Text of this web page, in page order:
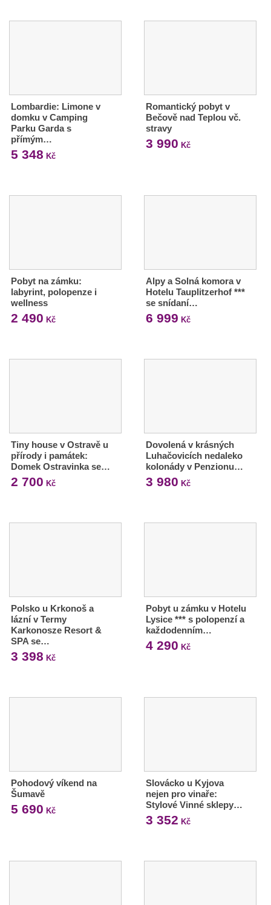
Lombardie: Limone v
domku v Camping
Parku Garda s
přímým…
5 348 Kč
Romantický pobyt v
Bečově nad Teplou vč.
stravy
3 990 Kč
Pobyt na zámku:
labyrint, polopenze i
wellness
2 490 Kč
Alpy a Solná komora v
Hotelu Tauplitzerhof ***
se snídaní…
6 999 Kč
Tiny house v Ostravě u
přírody i památek:
Domek Ostravinka se…
2 700 Kč
Dovolená v krásných
Luhačovicích nedaleko
kolonády v Penzionu…
3 980 Kč
Polsko u Krkonoš a
lázní v Termy
Karkonosze Resort &
SPA se…
3 398 Kč
Pobyt u zámku v Hotelu
Lysice *** s polopenzí a
každodenním…
4 290 Kč
Pohodový víkend na
Šumavě
5 690 Kč
Slovácko u Kyjova
nejen pro vinaře:
Stylové Vinné sklepy…
3 352 Kč